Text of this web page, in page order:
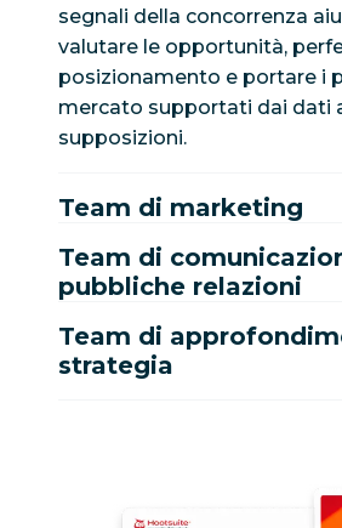
segnali della concorrenza
valutare le opportunità,
posizionamento e portare i
mercato supportati dai dati
supposizioni.
Team di marketing
Team di
pubbliche relazioni
Team di
strategia